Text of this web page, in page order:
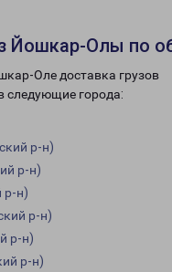
Йошкар-Олы по
Оле доставка грузов
следующие города:
р-н)
р-н)
р-н)
р-н)
р-н)
р-н)